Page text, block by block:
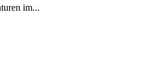
im...